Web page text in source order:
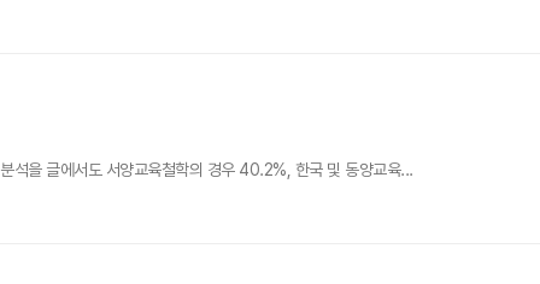
석을 글에서도 서양교육철학의 경우 40.2%, 한국 및 동양교육...